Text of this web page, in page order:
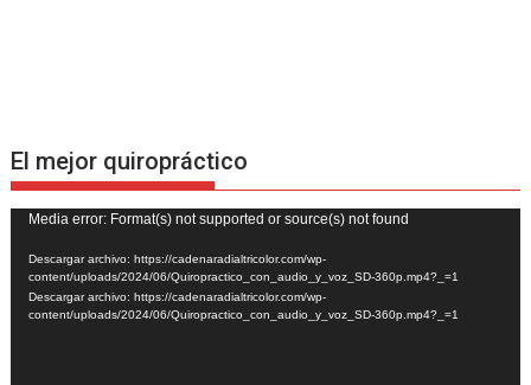
El mejor quiropráctico
Reproductor
de
vídeo
Media error: Format(s) not supported or source(s) not found
Descargar archivo: https://cadenaradialtricolor.com/wp-
content/uploads/2024/06/Quiropractico_con_audio_y_voz_SD-360p.mp4?_=1
Descargar archivo: https://cadenaradialtricolor.com/wp-
content/uploads/2024/06/Quiropractico_con_audio_y_voz_SD-360p.mp4?_=1